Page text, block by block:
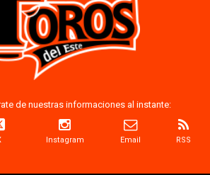
de nuestras informaciones al instante:
Instagram Email RSS